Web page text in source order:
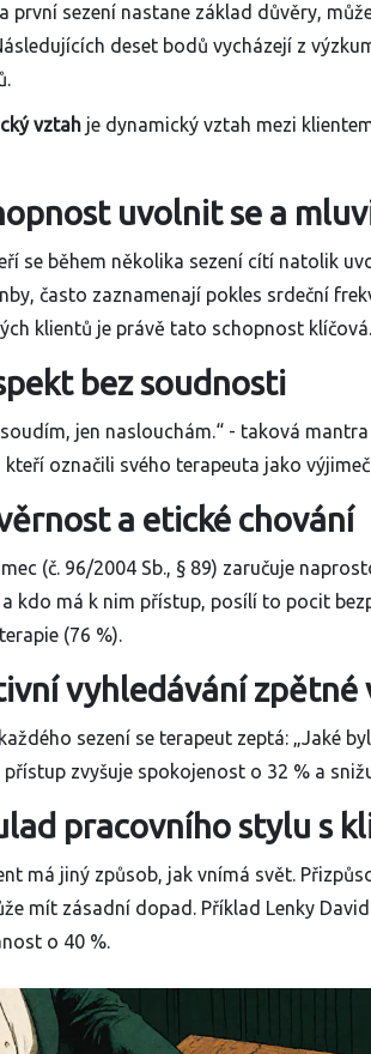
první sezení nastane základ důvěry,
deset bodů vycházejí z
vztah je dynamický vztah mezi
uvolnit se a
se během několika sezení cítí natolik
často zaznamenají pokles srdeční
klientů je právě tato schopnost klíčová.
bez soudnosti
jen naslouchám.“ - taková
kteří označili svého terapeuta jako
a etické chování
(č. 96/2004 Sb., § 89) zaručuje
kdo má k nim přístup, posílí to pocit
(76 %).
vyhledávání zpětné
sezení se terapeut zeptá: „Jaké
zvyšuje spokojenost o 32 % a
pracovního stylu s
má jiný způsob, jak vnímá svět.
mít zásadní dopad. Příklad Lenky
o 40 %.